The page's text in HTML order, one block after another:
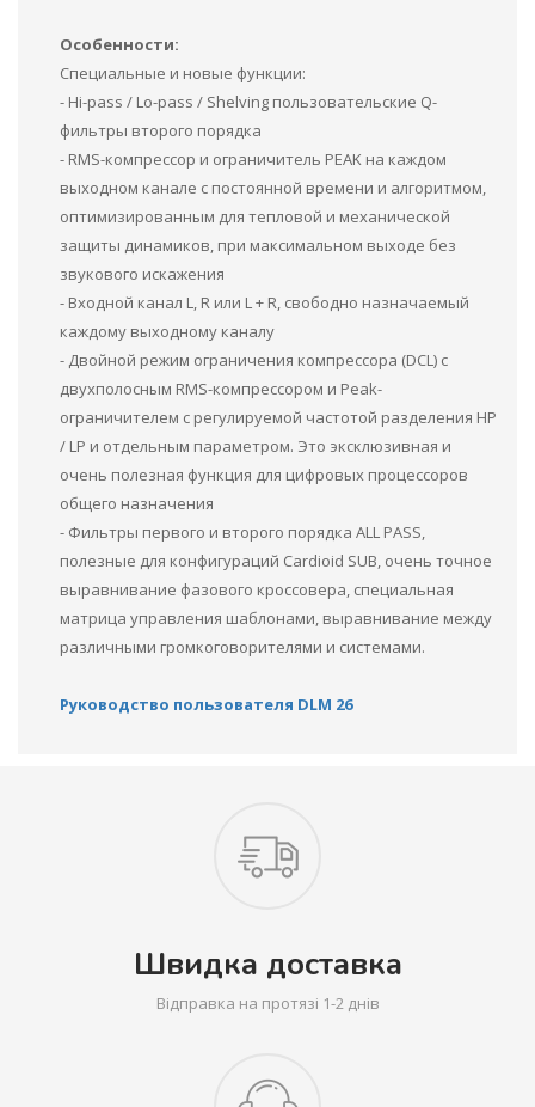
Особенности:
Специальные и новые функции:
- Hi-pass / Lo-pass / Shelving пользовательские Q-
фильтры второго порядка
- RMS-компрессор и ограничитель PEAK на каждом
выходном канале с постоянной времени и алгоритмом,
оптимизированным для тепловой и механической
защиты динамиков, при максимальном выходе без
звукового искажения
- Входной канал L, R или L + R, свободно назначаемый
каждому выходному каналу
- Двойной режим ограничения компрессора (DCL) с
двухполосным RMS-компрессором и Peak-
ограничителем с регулируемой частотой разделения HP
/ LP и отдельным параметром. Это эксклюзивная и
очень полезная функция для цифровых процессоров
общего назначения
- Фильтры первого и второго порядка ALL PASS,
полезные для конфигураций Cardioid SUB, очень точное
выравнивание фазового кроссовера, специальная
матрица управления шаблонами, выравнивание между
различными громкоговорителями и системами.
Руководство пользователя DLM 26
Швидка доставка
Відправка на протязі 1-2 днів